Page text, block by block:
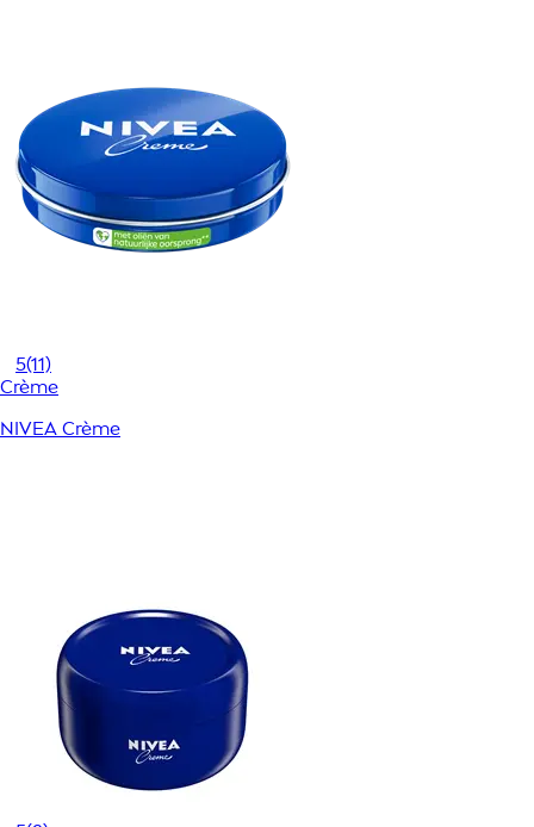
5(11)
Crème
NIVEA Crème